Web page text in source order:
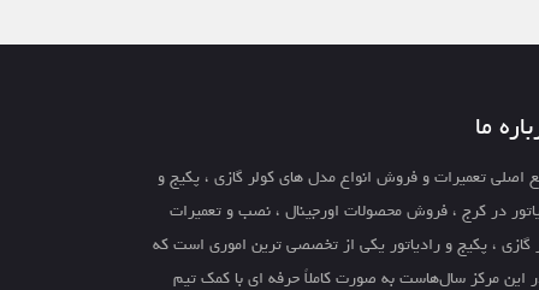
ما
اصلی تعمیرات و فروش انواع مدل های کولر گازی ، پکیج و
در کرج ، فروش محصولات اورجینال ، نصب و تعمیرات
گازی ، پکیج و رادیاتور یکی از تخصصی ترین اموری است که
این مرکز سال‌هاست به صورت کاملاً حرفه ای با کمک تیم